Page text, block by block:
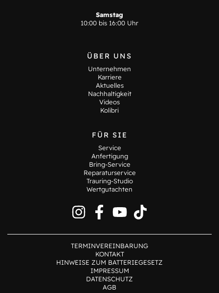
Samstag
10:00 bis 16:00 Uhr
ÜBER UNS
Unternehmen
Karriere
Aktuelles
Nachhaltigkeit
Videos
Kolibri
FÜR SIE
Service
Anfertigung
Bring-Service
Reparaturservice
Trauring-Studio
Wertgutachten
TERMINVEREINBARUNG
KONTAKT
HINWEISE ZUM BATTERIEGESETZ
IMPRESSUM
DATENSCHUTZ
AGB